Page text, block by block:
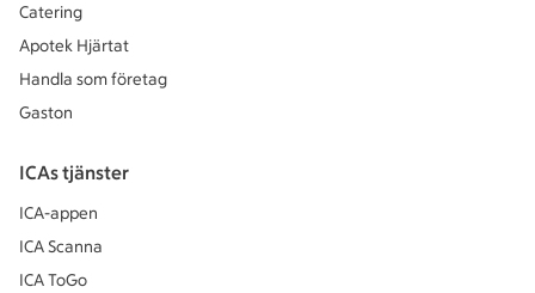
Catering
Apotek Hjärtat
Handla som företag
Gaston
ICAs tjänster
ICA-appen
ICA Scanna
ICA ToGo